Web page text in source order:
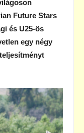
Future Stars
és U25-ös
egy négy